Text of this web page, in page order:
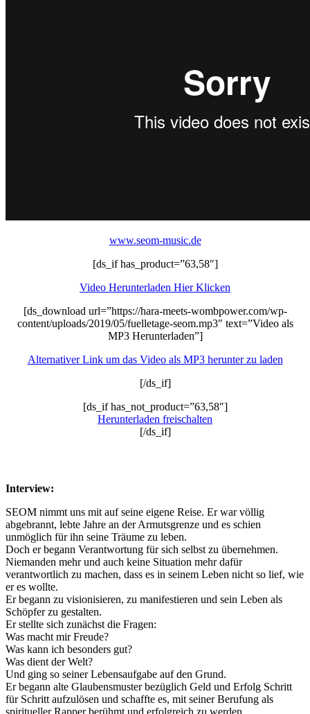
www.seom-music.de
[ds_if has_product=”63,58″]
Video Herunterladen Hier Klicken
[ds_download url=”https://hara-meets-wombpower.com/wp-
content/uploads/2019/05/fuelletage-seom.mp3″ text=”Video als
MP3 Herunterladen”]
Alternativer Link um das Video als MP3 herunter zu laden
[/ds_if]
[ds_if has_not_product=”63,58″]
Herunterladen freischalten
[/ds_if]
Interview:
SEOM nimmt uns mit auf seine eigene Reise. Er war völlig
abgebrannt, lebte Jahre an der Armutsgrenze und es schien
unmöglich für ihn seine Träume zu leben.
Doch er begann Verantwortung für sich selbst zu übernehmen.
Niemanden mehr und auch keine Situation mehr dafür
verantwortlich zu machen, dass es in seinem Leben nicht so lief, wie
er es wollte.
Er begann zu visionisieren, zu manifestieren und sein Leben als
Schöpfer zu gestalten.
Er stellte sich zunächst die Fragen:
Was macht mir Freude?
Was kann ich besonders gut?
Was dient der Welt?
Und ging so seiner Lebensaufgabe auf den Grund.
Er begann alte Glaubensmuster bezüglich Geld und Erfolg Schritt
für Schritt aufzulösen und schaffte es, mit seiner Berufung als
spiritueller Rapper berühmt und erfolgreich zu werden.